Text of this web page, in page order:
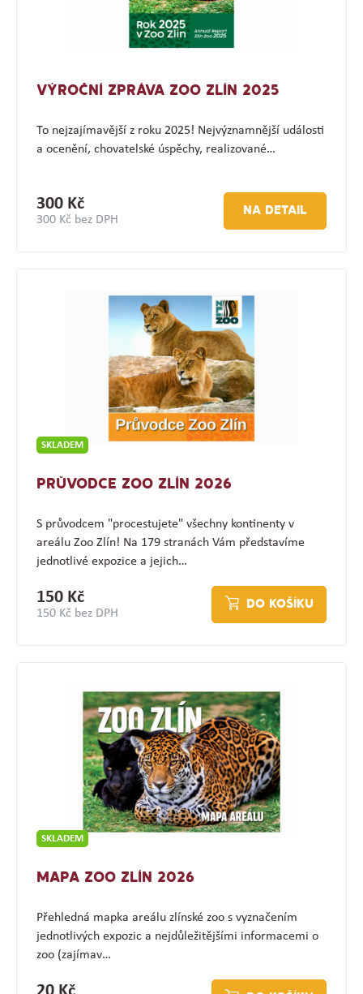
VÝROČNÍ ZPRÁVA ZOO ZLÍN 2025
To nejzajímavější z roku 2025! Nejvýznamnější události
a ocenění, chovatelské úspěchy, realizované…
300 Kč
300 Kč bez DPH
NA DETAIL
SKLADEM
PRŮVODCE ZOO ZLÍN 2026
S průvodcem "procestujete" všechny kontinenty v
areálu Zoo Zlín! Na 179 stranách Vám představíme
jednotlivé expozice a jejich…
150 Kč
150 Kč bez DPH
DO KOŠÍKU
SKLADEM
MAPA ZOO ZLÍN 2026
Přehledná mapka areálu zlínské zoo s vyznačením
jednotlivých expozic a nejdůležitějšími informacemi o
zoo (zajímav…